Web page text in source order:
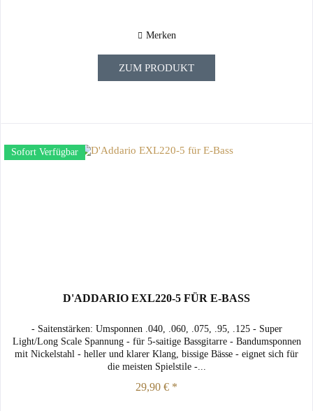
Merken
ZUM PRODUKT
Sofort Verfügbar
D'ADDARIO EXL220-5 FÜR E-BASS
- Saitenstärken: Umsponnen .040, .060, .075, .95, .125 - Super
Light/Long Scale Spannung - für 5-saitige Bassgitarre - Bandumsponnen
mit Nickelstahl - heller und klarer Klang, bissige Bässe - eignet sich für
die meisten Spielstile -...
29,90 € *